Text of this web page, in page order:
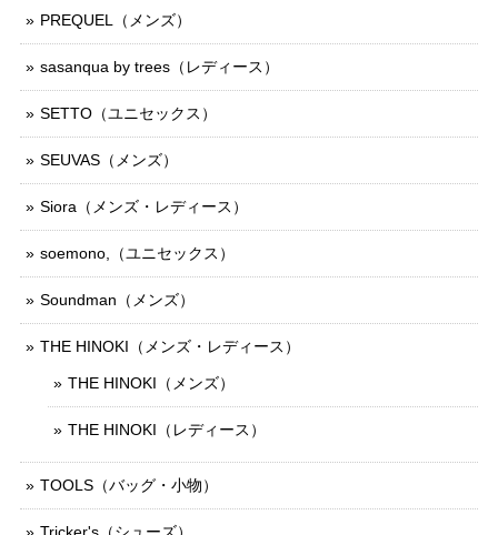
PREQUEL（メンズ）
sasanqua by trees（レディース）
SETTO（ユニセックス）
SEUVAS（メンズ）
Siora（メンズ・レディース）
soemono,（ユニセックス）
Soundman（メンズ）
THE HINOKI（メンズ・レディース）
THE HINOKI（メンズ）
THE HINOKI（レディース）
TOOLS（バッグ・小物）